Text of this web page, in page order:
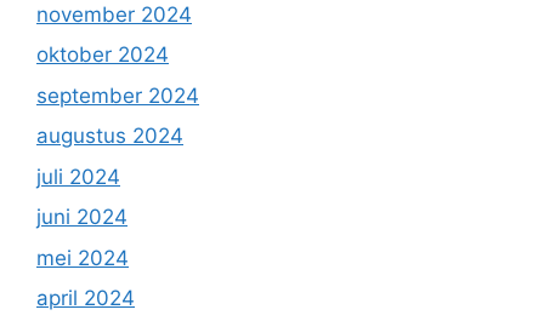
november 2024
oktober 2024
september 2024
augustus 2024
juli 2024
juni 2024
mei 2024
april 2024